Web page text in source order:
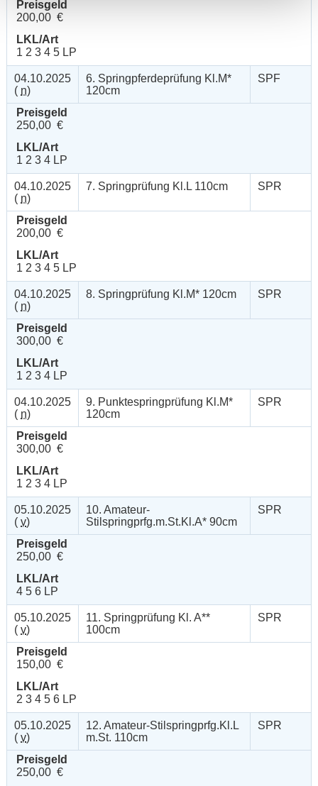
Preisgeld
200,00 €
LKL/Art
1 2 3 4 5 LP
04.10.2025
( n)
6. Springpferdeprüfung Kl.M*
120cm
SPF
Preisgeld
250,00 €
LKL/Art
1 2 3 4 LP
04.10.2025
( n)
7. Springprüfung Kl.L 110cm SPR
Preisgeld
200,00 €
LKL/Art
1 2 3 4 5 LP
04.10.2025
( n)
8. Springprüfung Kl.M* 120cm SPR
Preisgeld
300,00 €
LKL/Art
1 2 3 4 LP
04.10.2025
( n)
9. Punktespringprüfung Kl.M*
120cm
SPR
Preisgeld
300,00 €
LKL/Art
1 2 3 4 LP
05.10.2025
( v)
10. Amateur-
Stilspringprfg.m.St.Kl.A* 90cm
SPR
Preisgeld
250,00 €
LKL/Art
4 5 6 LP
05.10.2025
( v)
11. Springprüfung Kl. A**
100cm
SPR
Preisgeld
150,00 €
LKL/Art
2 3 4 5 6 LP
05.10.2025
( v)
12. Amateur-Stilspringprfg.Kl.L
m.St. 110cm
SPR
Preisgeld
250,00 €